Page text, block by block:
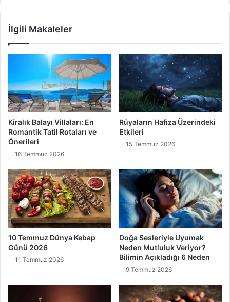
İlgili Makaleler
Kiralık Balayı Villaları: En
Romantik Tatil Rotaları ve
Önerileri
16 Temmuz 2026
Rüyaların Hafıza Üzerindeki
Etkileri
15 Temmuz 2026
10 Temmuz Dünya Kebap
Günü 2026
11 Temmuz 2026
Doğa Sesleriyle Uyumak
Neden Mutluluk Veriyor?
Bilimin Açıkladığı 6 Neden
9 Temmuz 2026